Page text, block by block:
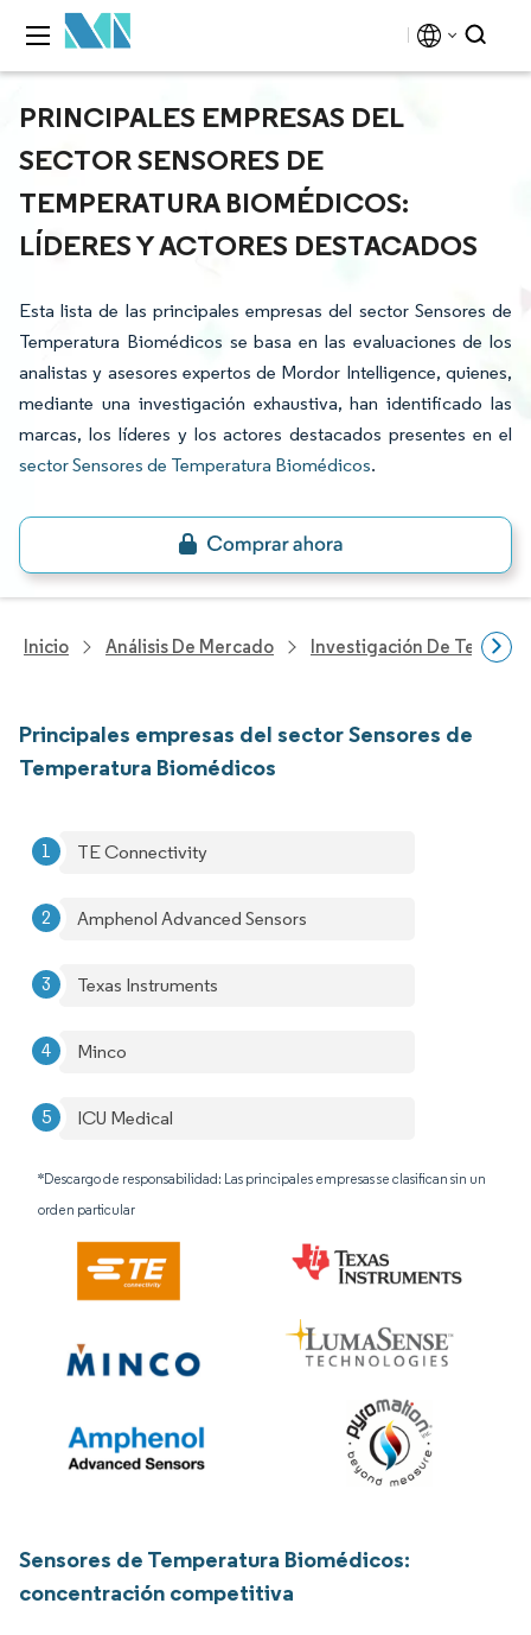
PRINCIPALES EMPRESAS DEL
SECTOR SENSORES DE
TEMPERATURA BIOMÉDICOS:
LÍDERES Y ACTORES DESTACADOS
Esta lista de las principales empresas del sector Sensores de
Temperatura Biomédicos se basa en las evaluaciones de los
analistas y asesores expertos de Mordor Intelligence, quienes,
mediante una investigación exhaustiva, han identificado las
marcas, los líderes y los actores destacados presentes en el
sector Sensores de Temperatura Biomédicos.
Inicio Análisis De Mercado Investigación De
Principales empresas del sector Sensores de
Temperatura Biomédicos
TE Connectivity
Amphenol Advanced Sensors
Texas Instruments
Minco
ICU Medical
*Descargo de responsabilidad: Las principales empresas se clasifican sin un
orden particular
Sensores de Temperatura Biomédicos:
concentración competitiva